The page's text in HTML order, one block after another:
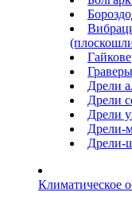
Дрели
Дрели
Дрели
Дрели-
Дрели-
Климатическое